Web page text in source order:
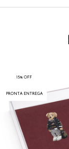
15% OFF
PRONTA ENTREGA